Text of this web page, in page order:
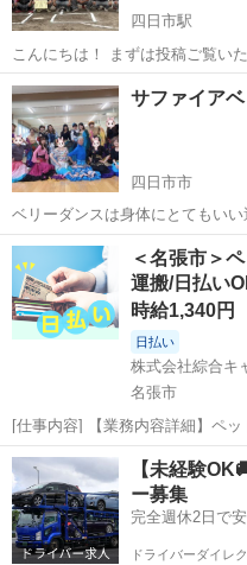
四日市駅
こんにちは！ まずは投稿ご覧い
野球連盟B級に所属しております
た、県大会優勝🏆そして、全国
にしてついに叶えました...
三重 四日市市 四日市駅
サファイア
四日市市
ベリーダンスは身体にとてもい
で、音楽に合わせて楽しく身体
指しませんか？ 楽しく踊るだけで筋トレになり、基礎代謝が上がり太
りにくくなります！ ...
三重 四日市市 その他
＜名張市＞
運搬/日払い
時給1,340円
日払い
株式会社綜合キ
名張市
[仕事内容] 【業務内容詳細】ペ
事です。 カウンターリフトでの
14:30もしくは14:00～23:00の時
ペットシ...
三重 名張市 工場
【未経験
ー募集
完全週休2日で
ドライバーダイレ